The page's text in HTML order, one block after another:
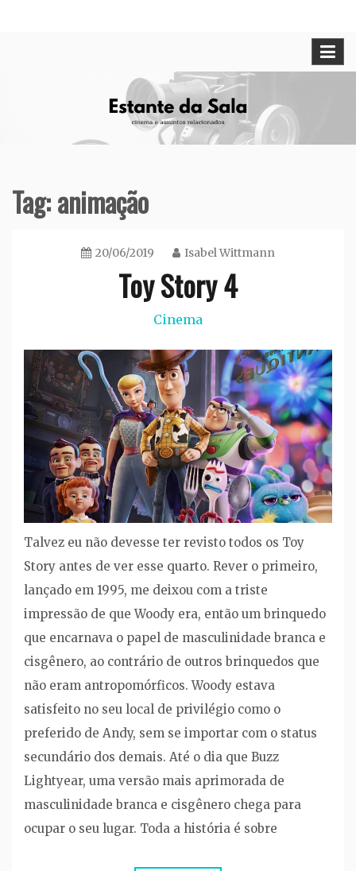
Tag:animação
20/06/2019 Isabel Wittmann
Toy Story 4
Cinema
Talvez eu não devesse ter revisto todos os Toy
Story antes de ver esse quarto. Rever o primeiro,
lançado em 1995, me deixou com a triste
impressão de que Woody era, então um brinquedo
que encarnava o papel de masculinidade branca e
cisgênero, ao contrário de outros brinquedos que
não eram antropomórficos. Woody estava
satisfeito no seu local de privilégio como o
preferido de Andy, sem se importar com o status
secundário dos demais. Até o dia que Buzz
Lightyear, uma versão mais aprimorada de
masculinidade branca e cisgênero chega para
ocupar o seu lugar. Toda a história é sobre